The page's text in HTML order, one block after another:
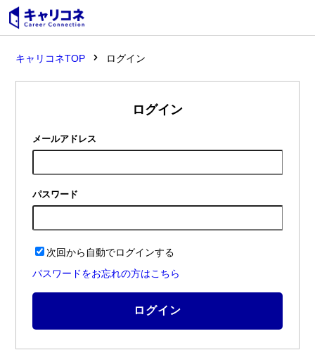
キャリコネTOP ログイン
ログイン
メールアドレス
パスワード
次回から自動でログインする
パスワードをお忘れの方はこちら